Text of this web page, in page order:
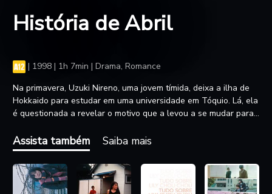
História de Abril
| 1998 | 1h 7min | Drama, Romance
Na primavera, Uzuki Nireno, uma jovem tímida, deixa a ilha de
Hokkaido para estudar em uma universidade em Tóquio. Lá, ela
é questionada a revelar o motivo que a levou a se mudar para
Busan, HISTÓRIA DE ABRIL é um exemplo do grande talento
de Iwai em contar histórias das experiências dos jovens. Aqui
ele aborda o primeiro gosto pela independência completa, a
formação da identidade, novas amizades e descobertas,
através de uma nostalgia irresistível. Apresentando uma cena
Assista também Saiba mais